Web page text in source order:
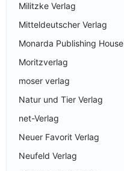
Militzke Verlag
Mitteldeutscher Verlag
Monarda Publishing House
Moritzverlag
moser verlag
Natur und Tier Verlag
net-Verlag
Neuer Favorit Verlag
Neufeld Verlag